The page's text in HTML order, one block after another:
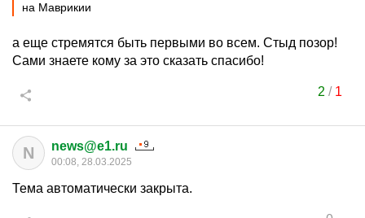
на Маврикии
а еще стремятся быть первыми во всем. Стыд позор!
Сами знаете кому за это сказать спасибо!
2 / 1
N news@e1.ru
00:08, 28.03.2025
Тема автоматически закрыта.